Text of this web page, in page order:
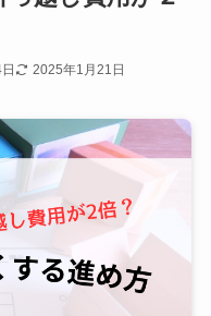
2025年1月21日